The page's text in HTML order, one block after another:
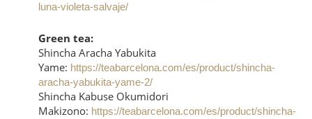
luna-violeta-salvaje/
Green tea:
Shincha Aracha Yabukita
Yame: https://teabarcelona.com/es/product/shincha-
aracha-yabukita-yame-2/
Shincha Kabuse Okumidori
Makizono: https://teabarcelona.com/es/product/shincha-